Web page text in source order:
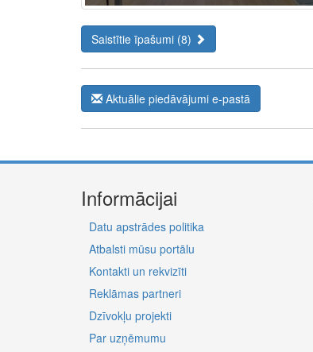
Saistītie īpašumi (8)
Aktuālie piedāvājumi e-pastā
Informācijai
Datu apstrādes politika
Atbalsti mūsu portālu
Kontakti un rekvizīti
Reklāmas partneri
Dzīvokļu projekti
Par uzņēmumu